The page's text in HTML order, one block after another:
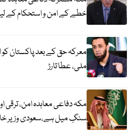
خطے کے امن و استحکام کے
معرکہ حق کے بعد پاکستان
ملی، عطا تارڑ
مکہ دفاعی معاہدہ امن، ترقی
سنگِ میل ہے،سعودی وزیر